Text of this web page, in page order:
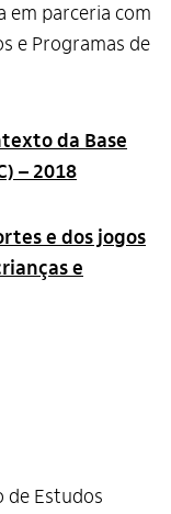
em parceria com
e Programas de
da Base
– 2018
e dos jogos
e
de Estudos